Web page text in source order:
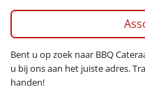
Bent u op zoek naar BBQ
u bij ons aan het juiste adres.
handen!